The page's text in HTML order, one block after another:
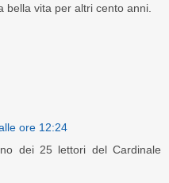
bella vita per altri cento anni.
ore 12:24
dei 25 lettori del Cardinale